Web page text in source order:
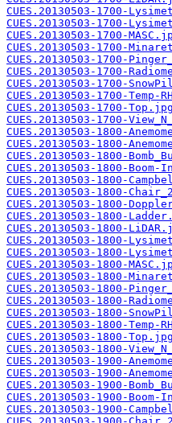
CUES.20130503-1700-
CUES.20130503-1700-
CUES.20130503-1700-
CUES.20130503-1700-
CUES.20130503-1700-
CUES.20130503-1700-
CUES.20130503-1700-
CUES.20130503-1700-Temp-
CUES.20130503-1700-Top.jpg
CUES.20130503-1700-
CUES.20130503-1800-
CUES.20130503-1800-
CUES.20130503-1800-
CUES.20130503-1800-
CUES.20130503-1800-
CUES.20130503-1800-
CUES.20130503-1800-
CUES.20130503-1800-
CUES.20130503-1800-
CUES.20130503-1800-
CUES.20130503-1800-
CUES.20130503-1800-
CUES.20130503-1800-
CUES.20130503-1800-
CUES.20130503-1800-
CUES.20130503-1800-
CUES.20130503-1800-Temp-
CUES.20130503-1800-Top.jpg
CUES.20130503-1800-
CUES.20130503-1900-
CUES.20130503-1900-
CUES.20130503-1900-
CUES.20130503-1900-
CUES.20130503-1900-